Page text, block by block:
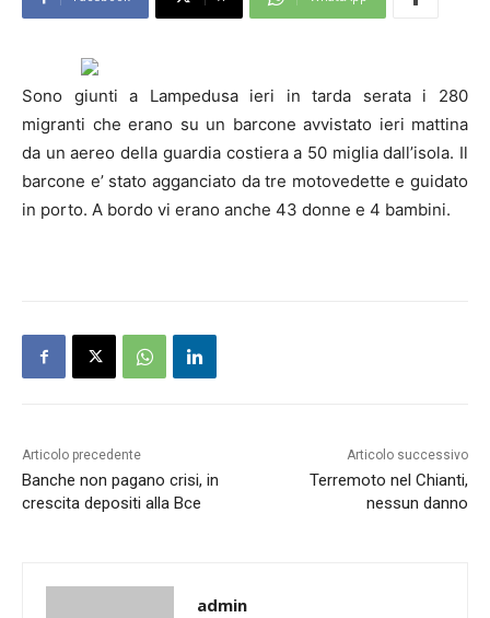
Sono giunti a Lampedusa ieri in tarda serata i 280
migranti che erano su un barcone avvistato ieri mattina
da un aereo della guardia costiera a 50 miglia dall’isola. Il
barcone e’ stato agganciato da tre motovedette e guidato
in porto. A bordo vi erano anche 43 donne e 4 bambini.
Articolo precedente
Banche non pagano crisi, in
crescita depositi alla Bce
Articolo successivo
Terremoto nel Chianti,
nessun danno
admin